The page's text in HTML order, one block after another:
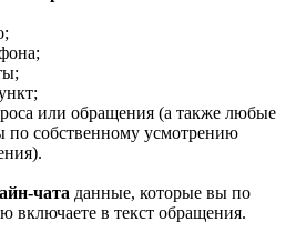
или обращения (а также любые
собственному усмотрению
чата данные, которые вы по
включаете в текст обращения.